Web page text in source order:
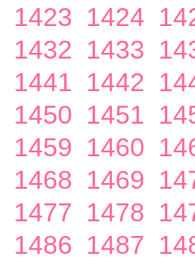
1423 1424
1432 1433
1441 1442
1450 1451
1459 1460
1468 1469
1477 1478
1486 1487